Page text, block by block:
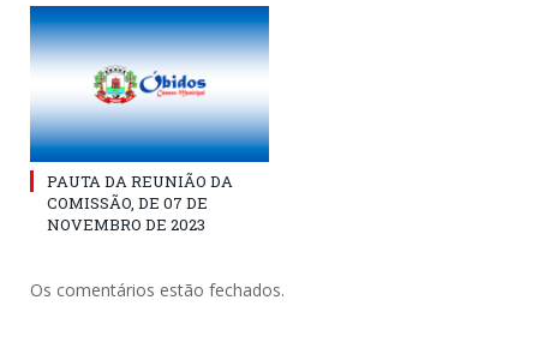
PAUTA DA REUNIÃO DA
COMISSÃO, DE 07 DE
NOVEMBRO DE 2023
Os comentários estão fechados.